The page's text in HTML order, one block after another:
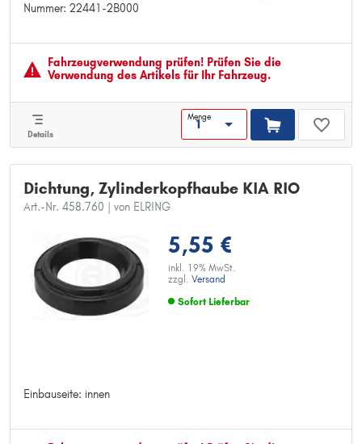
Nummer: 22441-2B000
für OE-Nummer: 22441-2B000
Fahrzeugver­wendung prüfen! Prüfen Sie die
Verwendung des Artikels für Ihr Fahrzeug.
Details
Menge
Dichtung, Zylinderkopfhaube KIA RIO
Art.-Nr. 458.760 | von ELRING
5,55 €
inkl. 19% MwSt.
zzgl. Versand
Sofort Lieferbar
Einbauseite: innen
Einbauseite: innen